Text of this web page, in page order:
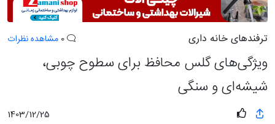
ترفندهای خانه داری مشاهده نظرات
ویژگی‌های گلس محافظ برای سطوح چوبی،
شیشه‌ای و سنگی
1403/12/25